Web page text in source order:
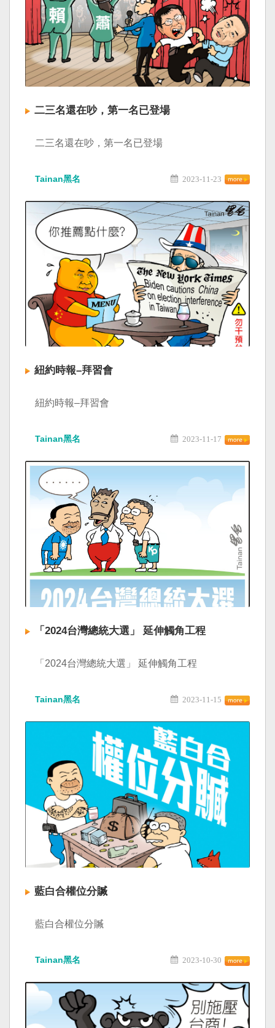
二三名還在吵，第一名已登場
二三名還在吵，第一名已登場
Tainan黑名 2023-11-23
紐約時報–拜習會
紐約時報–拜習會
Tainan黑名 2023-11-17
「2024台灣總統大選」 延伸觸角工程
「2024台灣總統大選」 延伸觸角工程
Tainan黑名 2023-11-15
藍白合權位分贓
藍白合權位分贓
Tainan黑名 2023-10-30